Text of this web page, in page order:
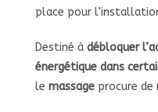
place pour
Destiné à débloquer
énergétique dans
le massageprocure de